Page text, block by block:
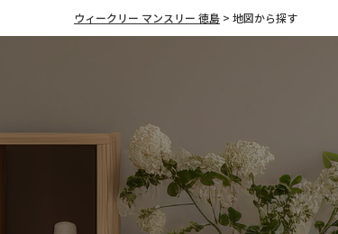
ウィークリー マンスリー 徳島 > 地図から探す